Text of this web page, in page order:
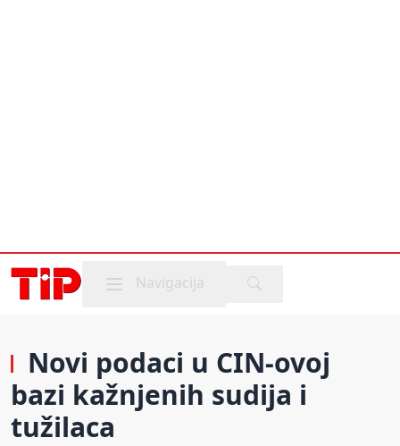
Mobile menu
Navigacija
Novi podaci u CIN-ovoj
bazi kažnjenih sudija i
tužilaca